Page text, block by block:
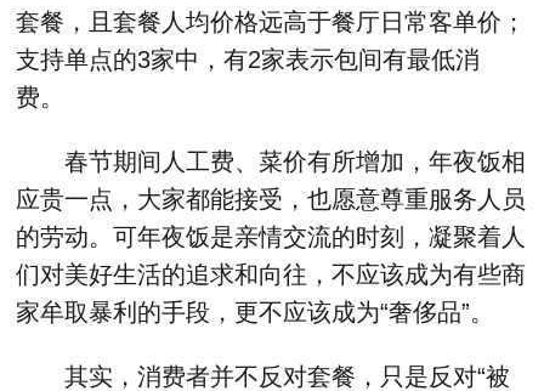
套餐，且套餐人均价格远高于餐厅日常客单价；
支持单点的3家中，有2家表示包间有最低消
费。
春节期间人工费、菜价有所增加，年夜饭相
应贵一点，大家都能接受，也愿意尊重服务人员
的劳动。可年夜饭是亲情交流的时刻，凝聚着人
们对美好生活的追求和向往，不应该成为有些商
家牟取暴利的手段，更不应该成为“奢侈品”。
其实，消费者并不反对套餐，只是反对“被